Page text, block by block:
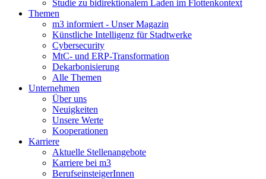
Studie zu bidirektionalem Laden im Flottenkontext
Themen
m3 informiert - Unser Magazin
Künstliche Intelligenz für Stadtwerke
Cybersecurity
MtC- und ERP-Transformation
Dekarbonisierung
Alle Themen
Unternehmen
Über uns
Neuigkeiten
Unsere Werte
Kooperationen
Karriere
Aktuelle Stellenangebote
Karriere bei m3
BerufseinsteigerInnen